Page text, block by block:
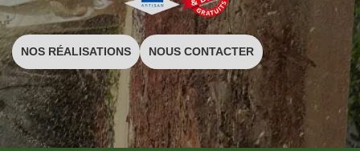
NOS RÉALISATIONS NOUS CONTACTER